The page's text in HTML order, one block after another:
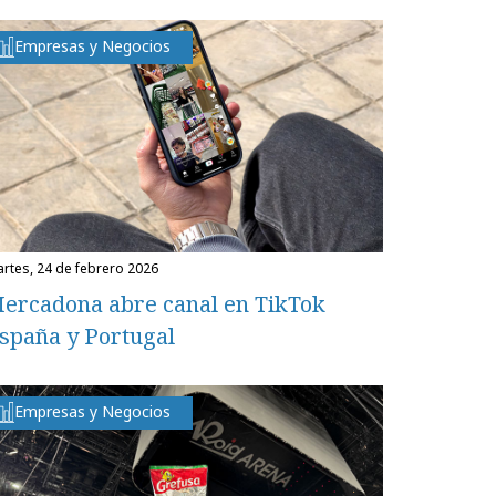
Empresas y Negocios
24 de febrero 2026
abre canal en TikTok
y Portugal
Empresas y Negocios